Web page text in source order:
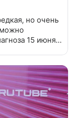
но очень
15 июня